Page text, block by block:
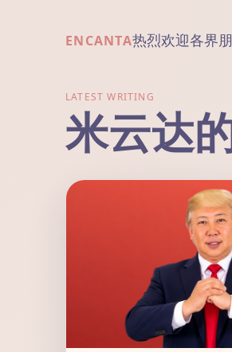
ENCANTA热烈欢迎各界
LATEST WRITING
米云达